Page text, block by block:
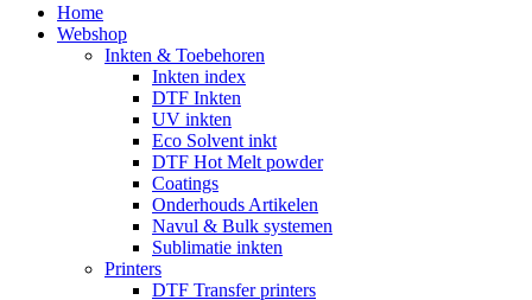
Home
Webshop
Inkten & Toebehoren
Inkten index
DTF Inkten
UV inkten
Eco Solvent inkt
DTF Hot Melt powder
Coatings
Onderhouds Artikelen
Navul & Bulk systemen
Sublimatie inkten
Printers
DTF Transfer printers